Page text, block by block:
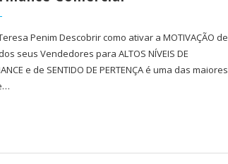
Penim Descobrir como ativar a MOTIVAÇÃO de
seus Vendedores para ALTOS NÍVEIS DE
e de SENTIDO DE PERTENÇA é uma das maiores